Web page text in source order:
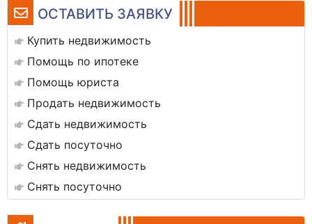
ОСТАВИТЬ ЗАЯВКУ
Купить недвижимость
Помощь по ипотеке
Помощь юриста
Продать недвижимость
Сдать недвижимость
Сдать посуточно
Снять недвижимость
Снять посуточно